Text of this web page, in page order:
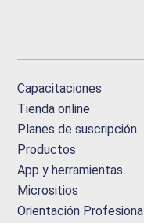
Capacitaciones
Tienda online
Planes de suscripción
Productos
App y herramientas
Micrositios
Orientación Profesional